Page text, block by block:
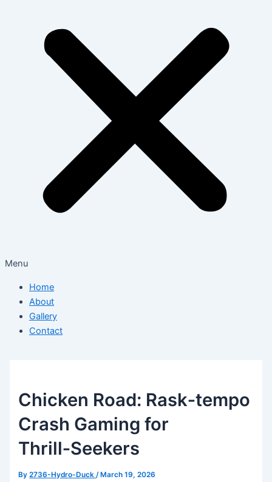
Menu
Home
About
Gallery
Contact
Chicken Road: Rask‑tempo
Crash Gaming for
Thrill‑Seekers
By2736-Hydro-Duck/ March 19, 2026